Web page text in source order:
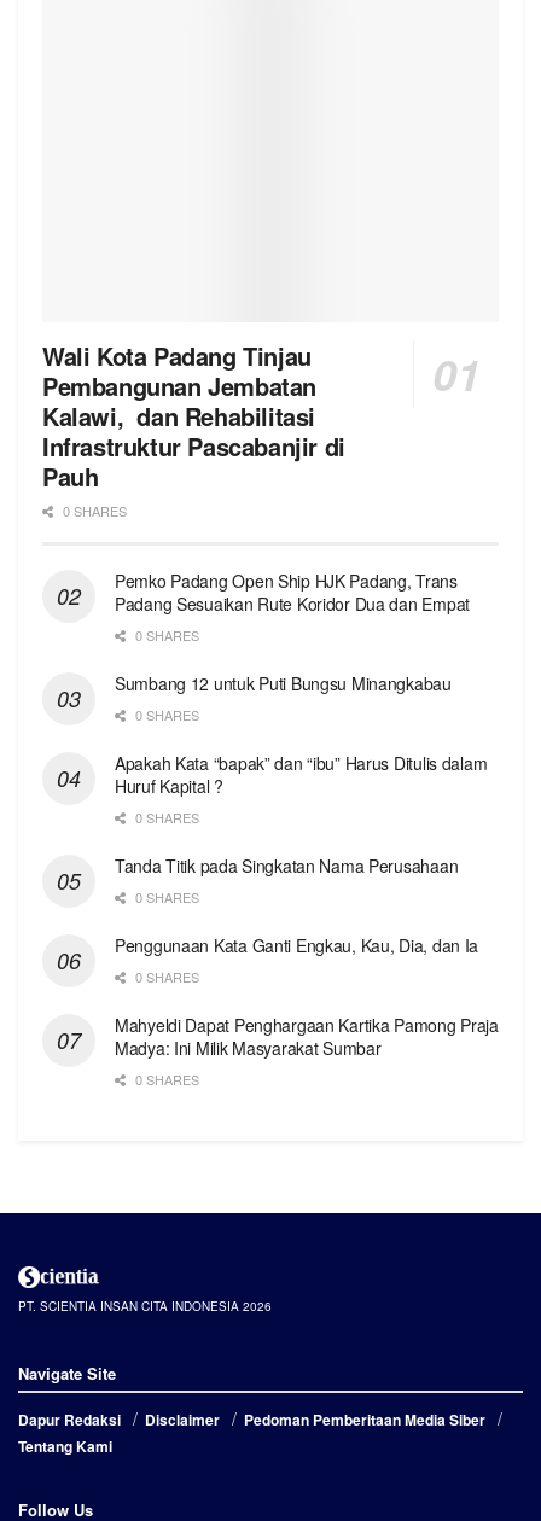
Wali Kota Padang Tinjau
Pembangunan Jembatan
Kalawi, dan Rehabilitasi
Infrastruktur Pascabanjir di
Pauh
0 SHARES
Pemko Padang Open Ship HJK Padang, Trans
Padang Sesuaikan Rute Koridor Dua dan Empat
0 SHARES
Sumbang 12 untuk Puti Bungsu Minangkabau
0 SHARES
Apakah Kata “bapak” dan “ibu” Harus Ditulis dalam
Huruf Kapital ?
0 SHARES
Tanda Titik pada Singkatan Nama Perusahaan
0 SHARES
Penggunaan Kata Ganti Engkau, Kau, Dia, dan Ia
0 SHARES
Mahyeldi Dapat Penghargaan Kartika Pamong Praja
Madya: Ini Milik Masyarakat Sumbar
0 SHARES
PT. SCIENTIA INSAN CITA INDONESIA 2026
Navigate Site
Dapur Redaksi Disclaimer
Pedoman Pemberitaan Media Siber
Tentang Kami
Follow Us